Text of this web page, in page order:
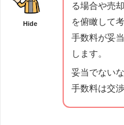
Hide
る場合や売
を俯瞰して
手数料が妥
します。
妥当でない
手数料は交